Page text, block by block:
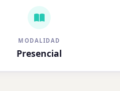
MODALIDAD
Presencial